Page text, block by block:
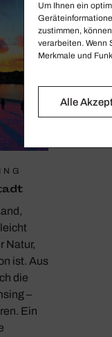
Um Ihnen ein
zustimmen,
verarbeiten. Wenn
Merkmale und
Alle
Natur,
ist. Aus
die
–
Ein